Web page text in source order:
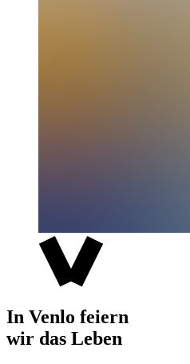
In Venlo feiern
wir das Leben